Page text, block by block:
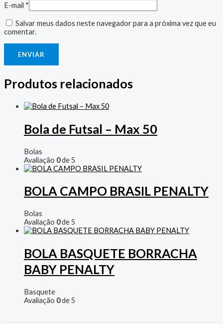
E-mail *
Salvar meus dados neste navegador para a próxima vez que eu
comentar.
Produtos relacionados
Bola de Futsal – Max 50
Bolas
Avaliação 0de 5
BOLA CAMPO BRASIL PENALTY
Bolas
Avaliação 0de 5
BOLA BASQUETE BORRACHA
BABY PENALTY
Basquete
Avaliação 0de 5